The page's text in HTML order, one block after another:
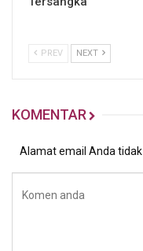
PREV NEXT
KOMENTAR
Alamat email Anda